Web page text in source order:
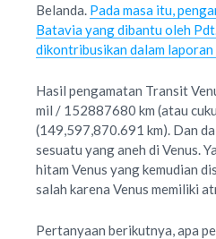
Belanda. Pada masa itu,
Batavia yang dibantu oleh
dikontribusikan dalam
Hasil pengamatan Transit
mil / 152887680 km (atau
(149,597,870.691 km). Dan
sesuatu yang aneh di Venus.
hitam Venus yang kemudian
salah karena Venus memiliki
Pertanyaan berikutnya, apa